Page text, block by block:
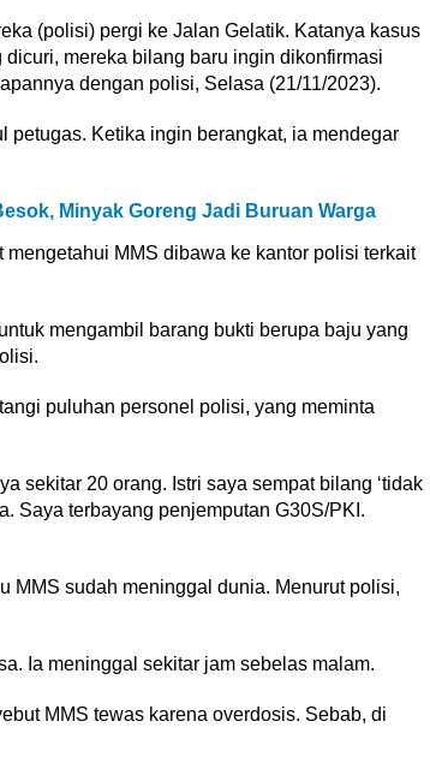
(polisi) pergi ke Jalan Gelatik. Katanya kasus
mereka bilang baru ingin dikonfirmasi
dengan polisi, Selasa (21/11/2023).
petugas. Ketika ingin berangkat, ia mendegar
Minyak Goreng Jadi Buruan Warga
MMS dibawa ke kantor polisi terkait
mengambil barang bukti berupa baju yang
puluhan personel polisi, yang meminta
sekitar 20 orang. Istri saya sempat bilang ‘tidak
Saya terbayang penjemputan G30S/PKI.
MMS sudah meninggal dunia. Menurut polisi,
Ia meninggal sekitar jam sebelas malam.
MMS tewas karena overdosis. Sebab, di